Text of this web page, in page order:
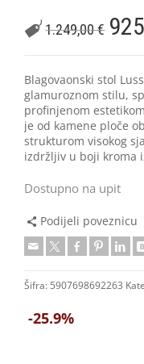
-25.9%
1.249,00€
Blagovaonski stol
glamuroznom stilu,
profinjenom
je od kamene ploče
strukturom visokog
izdržljiv u boji kroma
Dostupno na upit
Podijeli poveznicu
Šifra: 5907698692263